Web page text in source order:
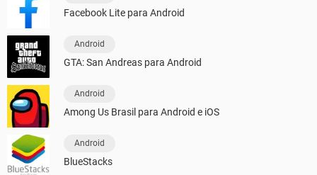
Facebook Lite para Android
Android
GTA: San Andreas para Android
Android
Among Us Brasil para Android e iOS
Android
BlueStacks